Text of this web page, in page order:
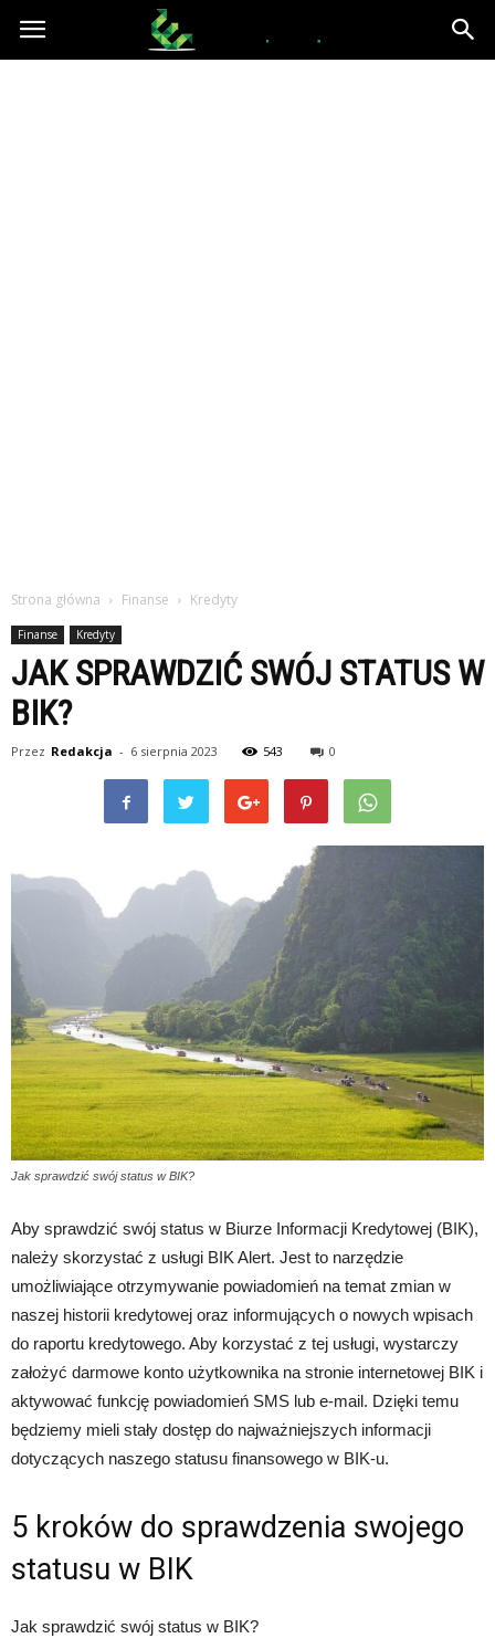
epce.org.pl
Strona główna Finanse Kredyty
Finanse Kredyty
JAK SPRAWDZIĆ SWÓJ STATUS W
BIK?
Przez Redakcja - 6 sierpnia 2023 543 0
Jak sprawdzić swój status w BIK?
Aby sprawdzić swój status w Biurze Informacji Kredytowej (BIK),
należy skorzystać z usługi BIK Alert. Jest to narzędzie
umożliwiające otrzymywanie powiadomień na temat zmian w
naszej historii kredytowej oraz informujących o nowych wpisach
do raportu kredytowego. Aby korzystać z tej usługi, wystarczy
założyć darmowe konto użytkownika na stronie internetowej BIK i
aktywować funkcję powiadomień SMS lub e-mail. Dzięki temu
będziemy mieli stały dostęp do najważniejszych informacji
dotyczących naszego statusu finansowego w BIK-u.
5 kroków do sprawdzenia swojego
statusu w BIK
Jak sprawdzić swój status w BIK?